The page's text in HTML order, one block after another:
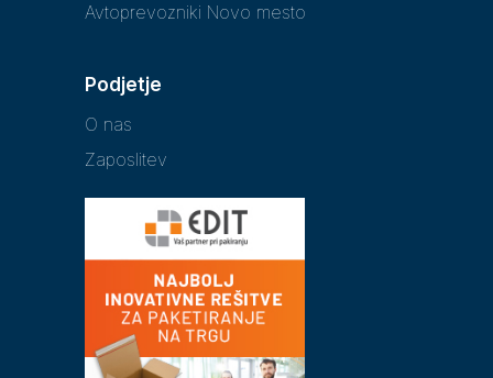
Avtoprevozniki Novo mesto
Podjetje
O nas
Zaposlitev